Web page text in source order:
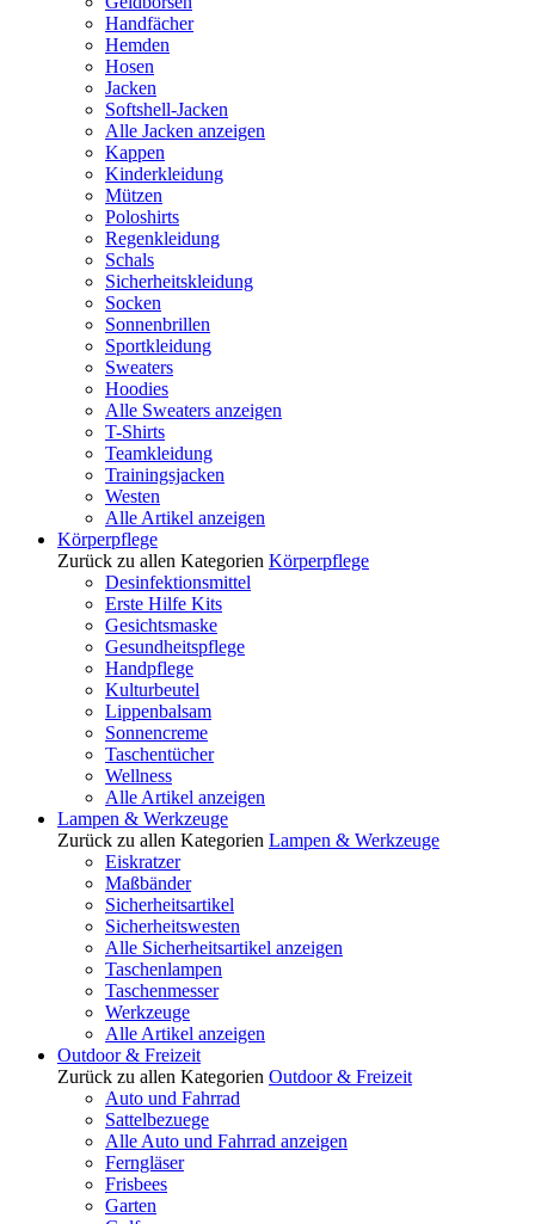
Handfächer
Hemden
Hosen
Jacken
Softshell-Jacken
Alle Jacken anzeigen
Kappen
Kinderkleidung
Mützen
Poloshirts
Regenkleidung
Schals
Sicherheitskleidung
Socken
Sonnenbrillen
Sportkleidung
Sweaters
Hoodies
Alle Sweaters anzeigen
T-Shirts
Teamkleidung
Trainingsjacken
Westen
Alle Artikel anzeigen
Körperpflege
Zurück zu allen Kategorien Körperpflege
Desinfektionsmittel
Erste Hilfe Kits
Gesichtsmaske
Gesundheitspflege
Handpflege
Kulturbeutel
Lippenbalsam
Sonnencreme
Taschentücher
Wellness
Alle Artikel anzeigen
Lampen & Werkzeuge
Zurück zu allen Kategorien Lampen & Werkzeuge
Eiskratzer
Maßbänder
Sicherheitsartikel
Sicherheitswesten
Alle Sicherheitsartikel anzeigen
Taschenlampen
Taschenmesser
Werkzeuge
Alle Artikel anzeigen
Outdoor & Freizeit
Zurück zu allen Kategorien Outdoor & Freizeit
Auto und Fahrrad
Sattelbezuege
Alle Auto und Fahrrad anzeigen
Ferngläser
Frisbees
Garten